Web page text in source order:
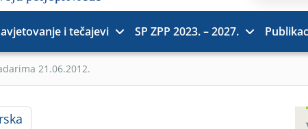
i tečajevi SP ZPP 2023. – 2027.
21.06.2012.